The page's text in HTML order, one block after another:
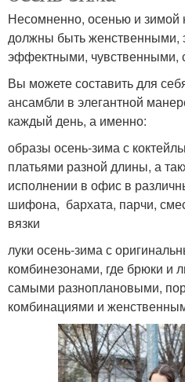
Несомненно, осенью и зимой
должны быть женственными,
эффектными, чувственными,
Вы можете составить для
ансамбли в элегантной
каждый день, а именно:
образы осень-зима с
платьями разной длины, а
исполнении в офис в
шифона, бархата, парчи,
вязки
луки осень-зима с
комбинезонами, где брюки и
самыми разноплановыми,
комбинациями и